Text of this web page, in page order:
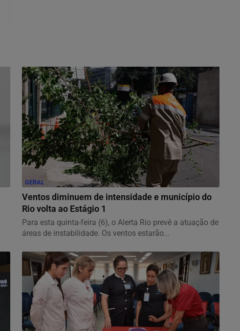
GERAL
Ventos diminuem de intensidade e município do
Rio volta ao Estágio 1
Para esta quinta-feira (6), o Alerta Rio prevê a atuação de
áreas de instabilidade. Os ventos estarão...